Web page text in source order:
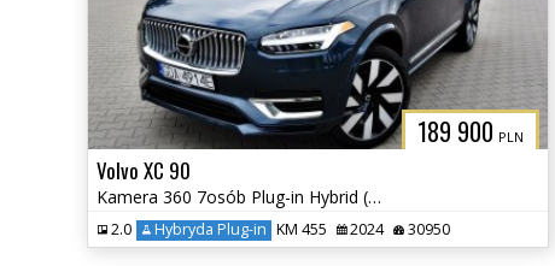
189 900 PLN
Volvo XC 90
Kamera 360 7osób Plug-in Hybrid (Recharge) Elektryczna Klapa
2.0 Hybryda Plug-in KM 455 2024 30950